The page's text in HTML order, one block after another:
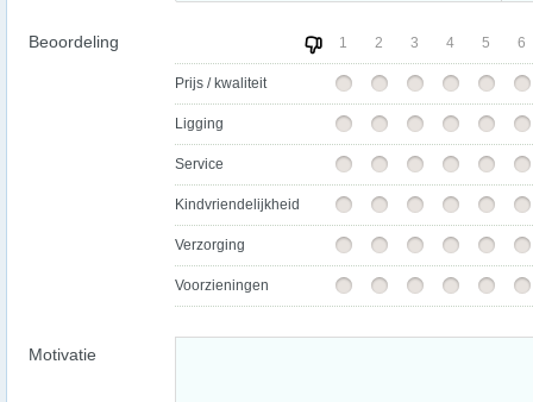
Beoordeling 1 2 3 4 5 6
Prijs / kwaliteit
Ligging
Service
Kindvriendelijkheid
Verzorging
Voorzieningen
Motivatie